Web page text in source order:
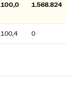
100,0 1.568.824
100,4 0